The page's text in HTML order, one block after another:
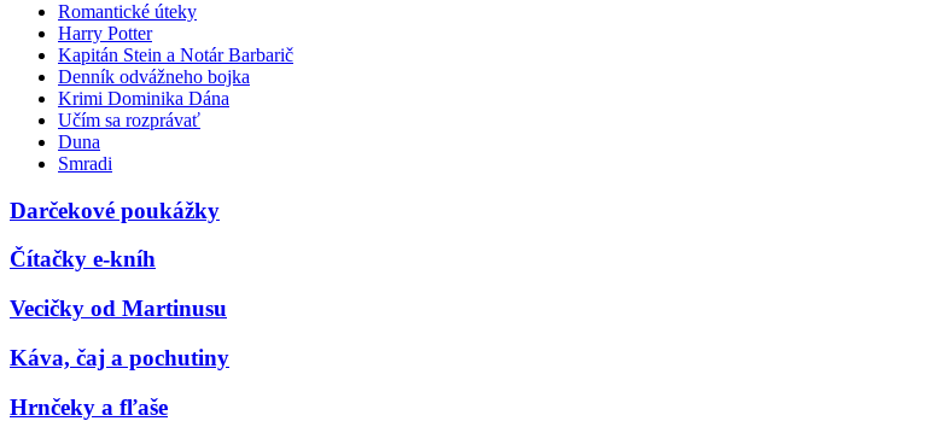
Romantické úteky
Harry Potter
Kapitán Stein a Notár Barbarič
Denník odvážneho bojka
Krimi Dominika Dána
Učím sa rozprávať
Duna
Smradi
Darčekové poukážky
Čítačky e-kníh
Vecičky od Martinusu
Káva, čaj a pochutiny
Hrnčeky a fľaše